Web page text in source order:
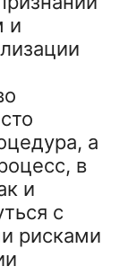
и
а
в
и
с
рисками